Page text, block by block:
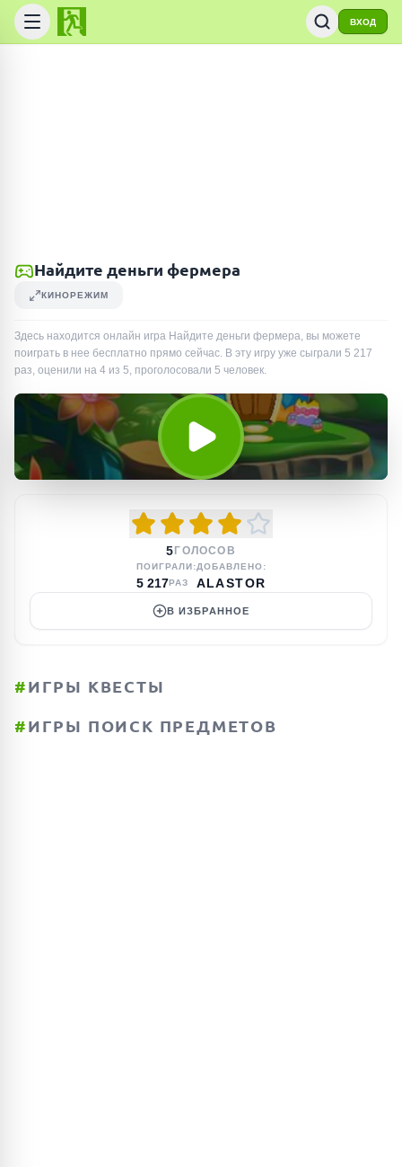
ВХОД
Найдите деньги фермера
КИНОРЕЖИМ
Здесь находится онлайн игра Найдите деньги фермера, вы можете
поиграть в нее бесплатно прямо сейчас. В эту игру уже сыграли 5 217
раз, оценили на 4 из 5, проголосовали 5 человек.
5 ГОЛОСОВ
ПОИГРАЛИ:
5 217РАЗ
ДОБАВЛЕНО:
ALASTOR
В ИЗБРАННОЕ
#ИГРЫ КВЕСТЫ
#ИГРЫ ПОИСК ПРЕДМЕТОВ